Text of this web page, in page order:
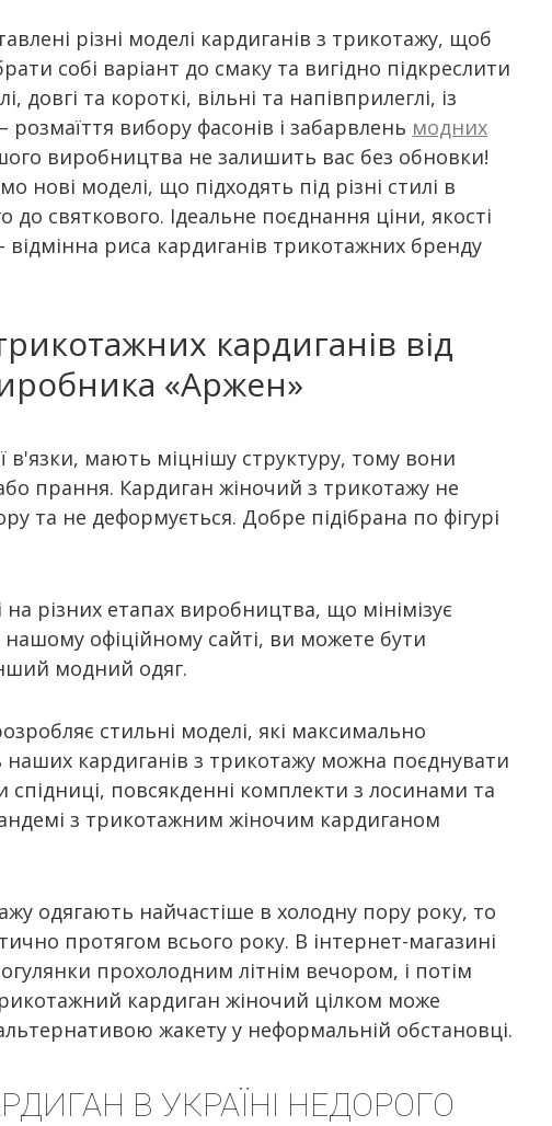
різні моделі кардиганів з трикотажу, щоб
собі варіант до смаку та вигідно підкреслити
довгі та короткі, вільні та напівприлеглі, із
розмаїття вибору фасонів і забарвлень модних
виробництва не залишить вас без обновки!
нові моделі, що підходять під різні стилі в
до святкового. Ідеальне поєднання ціни, якості
відмінна риса кардиганів трикотажних бренду
кардиганів від
«Аржен»
мають міцнішу структуру, тому вони
прання. Кардиган жіночий з трикотажу не
та не деформується. Добре підібрана по фігурі
різних етапах виробництва, що мінімізує
офіційному сайті, ви можете бути
модний одяг.
стильні моделі, які максимально
наших кардиганів з трикотажу можна поєднувати
спідниці, повсякденні комплекти з лосинами та
з трикотажним жіночим кардиганом
одягають найчастіше в холодну пору року, то
протягом всього року. В інтернет-магазині
прохолодним літнім вечором, і потім
кардиган жіночий цілком може
жакету у неформальній обстановці.
В УКРАЇНІ НЕДОРОГО